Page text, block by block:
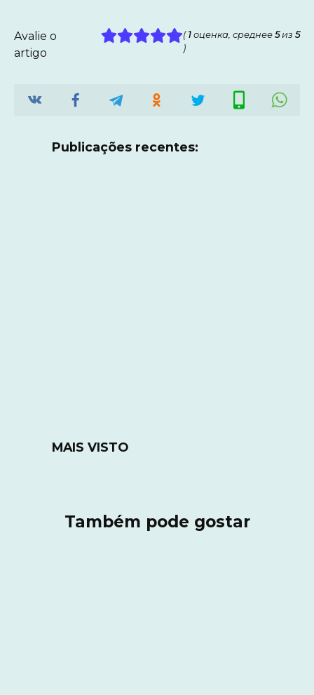
Avalie o
artigo
( 1оценка, среднее 5из 5
)
Publicações recentes:
MAIS VISTO
Também pode gostar